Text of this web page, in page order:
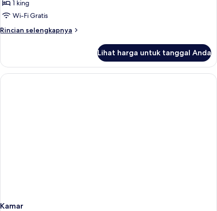
1 king
Wi-Fi Gratis
Rincian selengkapnya
Rincian
Deluxe
Double
Room
Lihat harga untuk tanggal Anda
Kamar